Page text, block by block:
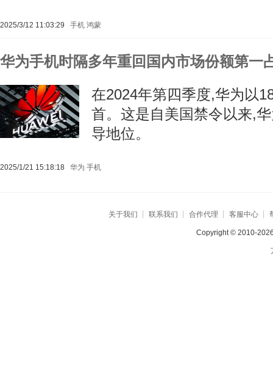
2025/3/12 11:03:29 手机 鸿蒙
华为手机时隔多年重回国内市场份额第一
在2024年第四季度,华为以
首。这是自美国禁令以来,
导地位。
2025/1/21 15:18:18 华为 手机
关于我们 ┊联系我们 ┊合作代理 ┊客服中心 ┊
Copyright © 2010-